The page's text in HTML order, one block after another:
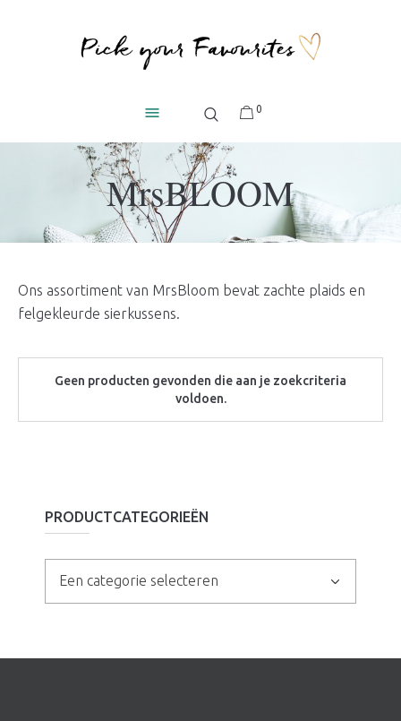
0
MrsBLOOM
Ons assortiment van MrsBloom bevat zachte plaids en
felgekleurde sierkussens.
Geen producten gevonden die aan je zoekcriteria
voldoen.
PRODUCTCATEGORIEËN
Een categorie selecteren